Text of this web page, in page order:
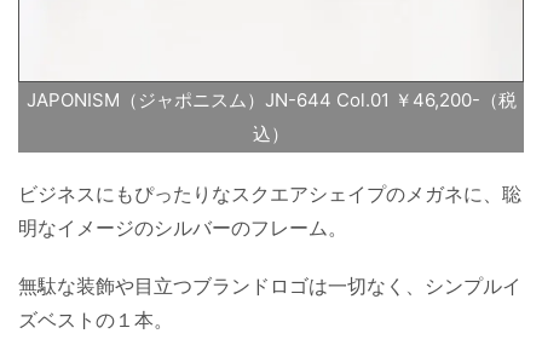
JAPONISM（ジャポニスム）JN-644 Col.01 ￥46,200-（税
込）
ビジネスにもぴったりなスクエアシェイプのメガネに、聡
明なイメージのシルバーのフレーム。
無駄な装飾や目立つブランドロゴは一切なく、シンプルイ
ズベストの１本。